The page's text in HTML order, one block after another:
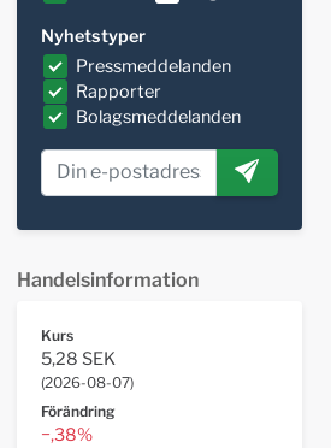
Nyhetstyper
Pressmeddelanden
Rapporter
Bolagsmeddelanden
Handelsinformation
Kurs
5,28 SEK
(2026-08-07)
Förändring
−,38%